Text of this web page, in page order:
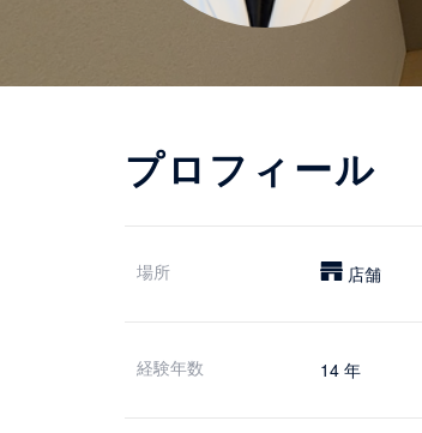
プロフィール
場所 店舗
経験年数 14 年